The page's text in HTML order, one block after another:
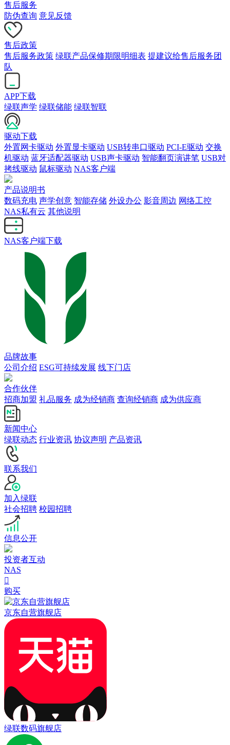
售后服务
防伪查询 意见反馈
售后政策
售后服务政策 绿联产品保修期限明细表 提建议给售后服务团
队
APP下载
绿联声学 绿联储能 绿联智联
驱动下载
外置网卡驱动 外置显卡驱动 USB转串口驱动 PCI-E驱动 交换
机驱动 蓝牙适配器驱动 USB声卡驱动 智能翻页演讲笔 USB对
拷线驱动 鼠标驱动 NAS客户端
产品说明书
数码充电 声学创意 智能存储 外设办公 影音周边 网络工控
NAS私有云 其他说明
NAS客户端下载
品牌故事
公司介绍 ESG可持续发展 线下门店
合作伙伴
招商加盟 礼品服务 成为经销商 查询经销商 成为供应商
新闻中心
绿联动态 行业资讯 协议声明 产品资讯
联系我们
加入绿联
社会招聘 校园招聘
信息公开
投资者互动
NAS

购买
京东自营旗舰店
绿联数码旗舰店